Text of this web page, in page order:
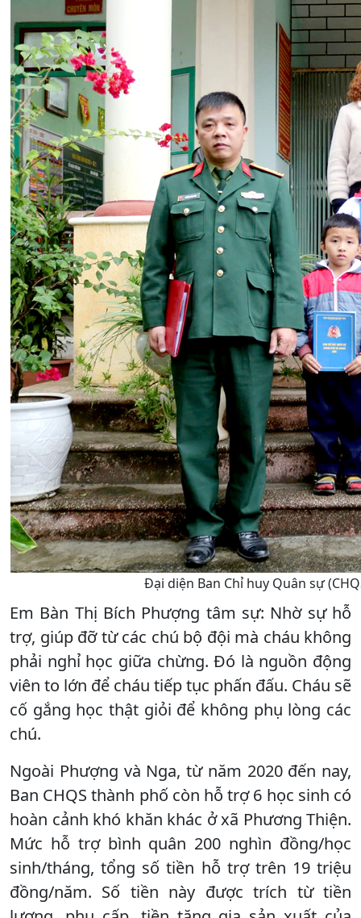
Đại diện Ban Chỉ huy Quân sự
Em Bàn Thị Bích Phượng tâm sự: Nhờ sự hỗ
trợ, giúp đỡ từ các chú bộ đội mà cháu không
phải nghỉ học giữa chừng. Ðó là nguồn động
viên to lớn để cháu tiếp tục phấn đấu. Cháu sẽ
cố gắng học thật giỏi để không phụ lòng các
chú.
Ngoài Phượng và Nga, từ năm 2020 đến nay,
Ban CHQS thành phố còn hỗ trợ 6 học sinh có
hoàn cảnh khó khăn khác ở xã Phương Thiện.
Mức hỗ trợ bình quân 200 nghìn đồng/học
sinh/tháng, tổng số tiền hỗ trợ trên 19 triệu
đồng/năm. Số tiền này được trích từ tiền